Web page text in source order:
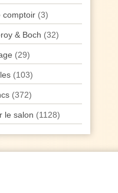
comptoir (3)
& Boch (32)
(29)
(103)
(372)
le salon (1128)